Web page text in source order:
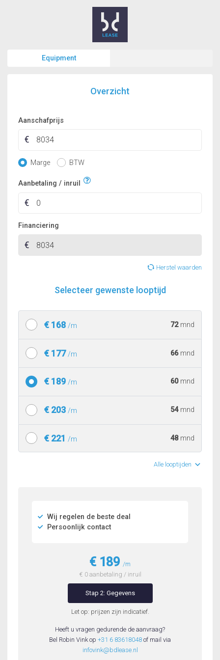
Equipment
Overzicht
Aanschafprijs
Marge BTW
Aanbetaling / inruil
Financiering
Herstel waarden
Selecteer gewenste looptijd
€ 168 /m 72 mnd
€ 177/m 66 mnd
€ 189/m 60 mnd
€ 203 /m 54 mnd
€ 221 /m 48 mnd
Alle looptijden
Wij regelen de beste deal
Persoonlijk contact
€ 189 /m
€ 0 aanbetaling / inruil
Stap 2: Gegevens
Let op: prijzen zijn indicatief.
Heeft u vragen gedurende de aanvraag?
Bel Robin Vink op +31 6 83618048 of mail via
infovink@bdlease.nl